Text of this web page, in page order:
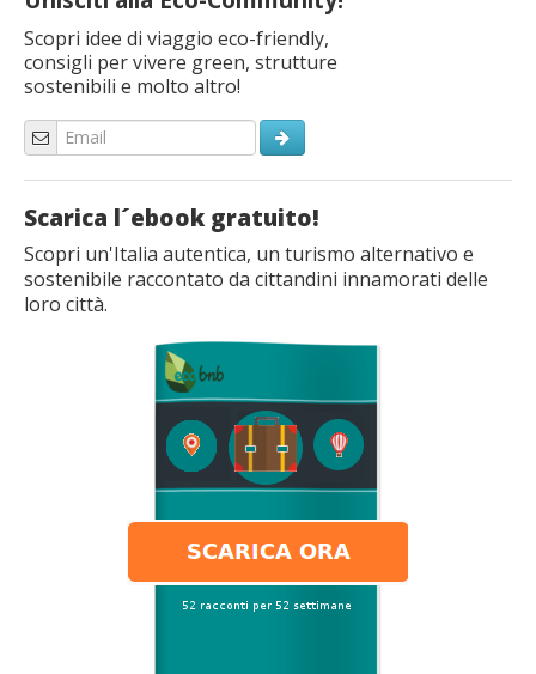
Scopri idee di viaggio eco-friendly,
consigli per vivere green, strutture
sostenibili e molto altro!
Scarica l´ebook gratuito!
Scopri un'Italia autentica, un turismo alternativo e
sostenibile raccontato da cittandini innamorati delle
loro città.